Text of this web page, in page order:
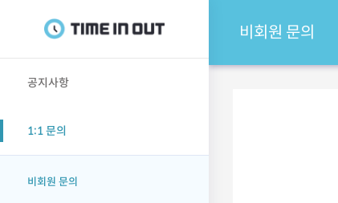
공지사항
1:1 문의
비회원 문의
비회원 문의